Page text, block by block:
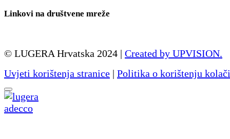
Linkovi na društvene mreže
© LUGERA Hrvatska 2024 | Created by UPVISION.
Uvjeti korištenja stranice | Politika o korištenju